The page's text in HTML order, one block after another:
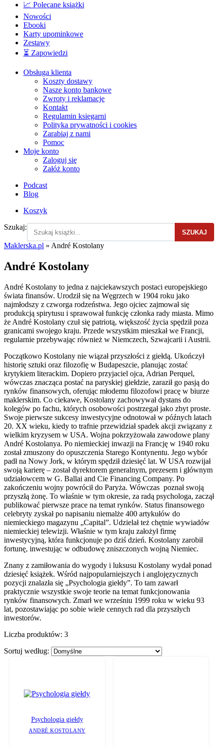
📈 Polecane książki
Nowości
Ebooki
Karty upominkowe
Zestawy
⏳ Zapowiedzi
Obsługa klienta
Koszty dostawy
Nasze konto bankowe
Zwroty i reklamacje
Kontakt
Regulamin księgarni
Polityka prywatności i cookies
Zarabiaj z nami
Pomoc
Moje konto
Zaloguj się
Załóż konto
Podcast
Blog
Koszyk
Szukaj:
SZUKAJ
Maklerska.pl » André Kostolany
André Kostolany
André Kostolany to jedna z najciekawszych postaci europejskiego
świata finansów. Urodził się na Węgrzech w 1904 roku jako
najmłodszy z czworga rodzeństwa. Jego ojciec zajmował się
produkcją spirytusu i sprawował funkcję członka rady miasta. Mimo
że André Kostolany czuł się patriotą, większość życia spędził poza
granicami swojego kraju. Przede wszystkim mieszkał we Francji,
regularnie przebywając również w Niemczech, Szwajcarii i Austrii.
Początkowo Kostolany nie wiązał przyszłości z giełdą. Ukończył
historię sztuki oraz filozofię w Budapeszcie, planując zostać
krytykiem literackim. Dopiero przyjaciel ojca, Adrian Perquel,
wówczas znacząca postać na paryskiej giełdzie, zaraził go pasją do
rynków finansowych, oferując młodemu filozofowi pracę w biurze
maklerskim. Co ciekawe, Kostolany zachowywał dystans do
kolegów po fachu, których osobowości postrzegał jako zbyt proste.
Swoje pierwsze sukcesy inwestycyjne odnotował w późnych latach
20. XX wieku, kiedy to trafnie przewidział spadek akcji związany z
wielkim kryzysem w USA. Wojna pokrzyżowała zawodowe plany
André Kostolanya. Po niemieckiej inwazji na Francję w 1940 roku
został zmuszony do opuszczenia Starego Kontynentu. Jego wybór
padł na Nowy Jork, w którym spędził dziesięć lat. W USA rozwijał
swoją karierę – został dyrektorem generalnym, prezesem i głównym
udziałowcem w G. Ballai and Cie Financing Company. Po
zakończeniu wojny powrócił do Paryża. Wówczas poznał swoją
przyszłą żonę. To właśnie w tym okresie, za radą psychologa, zaczął
publikować pierwsze prace na temat rynków. Status finansowego
celebryty zyskał po napisaniu niemalże 400 artykułów do
niemieckiego magazynu „Capital”. Udzielał też chętnie wywiadów
niemieckiej telewizji. Właśnie w tym kraju założył firmę
inwestycyjną, która funkcjonuje po dziś dzień. Kostolany zarobił
fortunę, inwestując w odbudowę zniszczonych wojną Niemiec.
Znany z zamiłowania do wygody i luksusu Kostolany wydał ponad
dziesięć książek. Wśród najpopularniejszych i anglojęzycznych
pozycji znalazła się „Psychologia giełdy”. To tam zawarł
praktycznie wszystkie swoje teorie na temat funkcjonowania
rynków finansowych. Zmarł we wrześniu 1999 roku w wieku 93
lat, pozostawiając po sobie wiele cennych rad dla przyszłych
inwestorów.
Liczba produktów: 3
Sortuj według:
Psychologia giełdy
ANDRÉ KOSTOLANY